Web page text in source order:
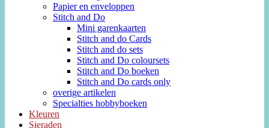
Papier en enveloppen
Stitch and Do
Mini garenkaarten
Stitch and do Cards
Stitch and do sets
Stitch and Do coloursets
Stitch and Do boeken
Stitch and Do cards only
overige artikelen
Specialties hobbyboeken
Kleuren
Sieraden